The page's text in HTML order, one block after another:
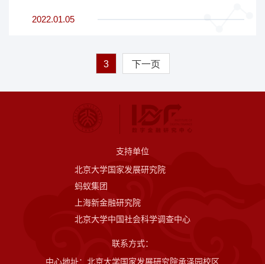
2022.01.05
3 下一页
支持单位
北京大学国家发展研究院
蚂蚁集团
上海新金融研究院
北京大学中国社会科学调查中心
联系方式：
中心地址：北京大学国家发展研究院承泽园校区